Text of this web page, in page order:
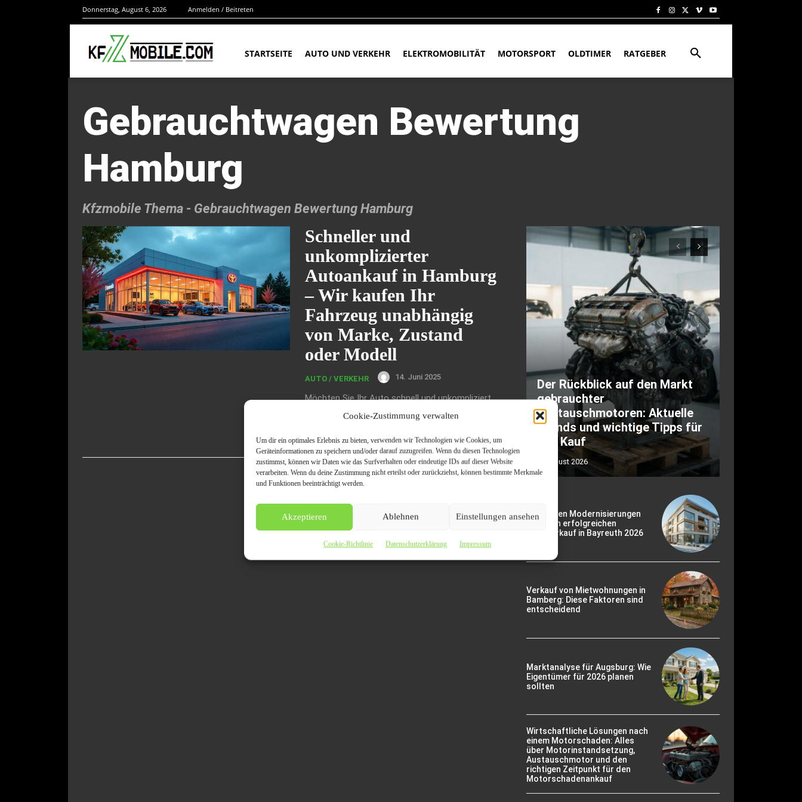
Cookie-Zustimmung verwalten
Um dir ein optimales Erlebnis zu bieten, verwenden wir Technologien wie Cookies, um
Geräteinformationen zu speichern und/oder darauf zuzugreifen. Wenn du diesen Technologien
zustimmst, können wir Daten wie das Surfverhalten oder eindeutige IDs auf dieser Website
verarbeiten. Wenn du deine Zustimmung nicht erteilst oder zurückziehst, können bestimmte Merkmale
und Funktionen beeinträchtigt werden.
Akzeptieren Ablehnen Einstellungen ansehen
Cookie-Richtlinie Datenschutzerklärung Impressum
Donnerstag, August 6, 2026 Anmelden / Beitreten
STARTSEITE AUTO UND VERKEHR ELEKTROMOBILITÄT MOTORSPORT OLDTIMER RATGEBER
Gebrauchtwagen Bewertung
Hamburg
Kfzmobile Thema - Gebrauchtwagen Bewertung Hamburg
Schneller und
unkomplizierter
Autoankauf in Hamburg
– Wir kaufen Ihr
Fahrzeug unabhängig
von Marke, Zustand
oder Modell
AUTO / VERKEHR 14. Juni 2025
Möchten Sie Ihr Auto schnell und unkompliziert
verkaufen? Wir bieten Ihnen einen einfachen,
transparenten und fairen Autoankauf in
Hamburg – ganz gleich, ob Gebrauchtwagen,...
Der Rückblick auf den Markt
gebrauchter
Austauschmotoren: Aktuelle
Trends und wichtige Tipps für
den Kauf
6. August 2026
Die besten Modernisierungen
für einen erfolgreichen
Hausverkauf in Bayreuth 2026
Verkauf von Mietwohnungen in
Bamberg: Diese Faktoren sind
entscheidend
Marktanalyse für Augsburg: Wie
Eigentümer für 2026 planen
sollten
Wirtschaftliche Lösungen nach
einem Motorschaden: Alles
über Motorinstandsetzung,
Austauschmotor und den
richtigen Zeitpunkt für den
Motorschadenankauf